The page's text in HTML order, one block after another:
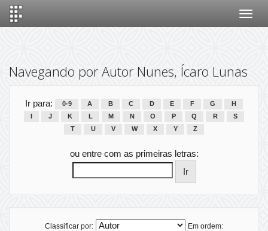
Navegando por Autor Nunes, Ícaro Lunas
Ir para: 0-9 A B C D E F G
H
J K L M N O P Q R
S
T
U V W X Y Z
ou entre com as primeiras letras:
Classificar por:
Em ordem: